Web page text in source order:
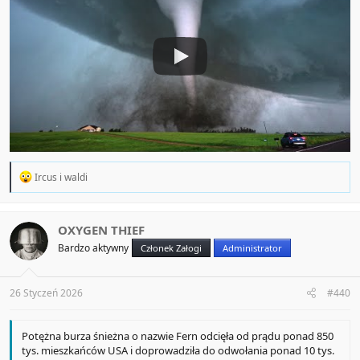
R
t
i
o
s
:
Ircus i waldi
OXYGEN THIEF
Bardzo aktywny Członek Załogi Administrator
26 Styczeń 2026 #440
Potężna burza śnieżna o nazwie Fern odcięła od prądu ponad 850
tys. mieszkańców USA i doprowadziła do odwołania ponad 10 tys.